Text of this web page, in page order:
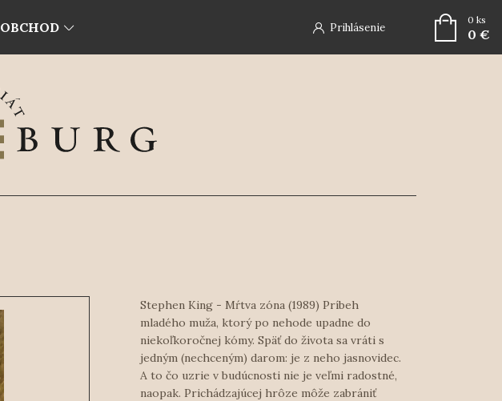
OBCHOD Prihlásenie
0 ks
0 €
Stephen King - Mŕtva zóna (1989) Príbeh
mladého muža, ktorý po nehode upadne do
niekoľkoročnej kómy. Späť do života sa vráti s
jedným (nechceným) darom: je z neho jasnovidec.
A to čo uzrie v budúcnosti nie je veľmi radostné,
naopak. Prichádzajúcej hrôze môže zabrániť